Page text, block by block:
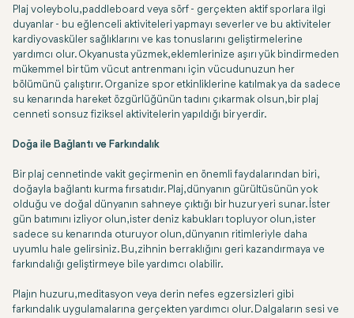
Plaj voleybolu, paddleboard veya sörf - gerçekten aktif sporlara ilgi
duyanlar - bu eğlenceli aktiviteleri yapmayı severler ve bu aktiviteler
kardiyovasküler sağlıklarını ve kas tonuslarını geliştirmelerine
yardımcı olur. Okyanusta yüzmek, eklemlerinize aşırı yük bindirmeden
mükemmel bir tüm vücut antrenmanı için vücudunuzun her
bölümünü çalıştırır. Organize spor etkinliklerine katılmak ya da sadece
su kenarında hareket özgürlüğünün tadını çıkarmak olsun, bir plaj
cenneti sonsuz fiziksel aktivitelerin yapıldığı bir yerdir.
Doğa ile Bağlantı ve Farkındalık
Bir plaj cennetinde vakit geçirmenin en önemli faydalarından biri,
doğayla bağlantı kurma fırsatıdır. Plaj, dünyanın gürültüsünün yok
olduğu ve doğal dünyanın sahneye çıktığı bir huzur yeri sunar. İster
gün batımını izliyor olun, ister deniz kabukları topluyor olun, ister
sadece su kenarında oturuyor olun, dünyanın ritimleriyle daha
uyumlu hale gelirsiniz. Bu, zihnin berraklığını geri kazandırmaya ve
farkındalığı geliştirmeye bile yardımcı olabilir.
Plajın huzuru, meditasyon veya derin nefes egzersizleri gibi
farkındalık uygulamalarına gerçekten yardımcı olur. Dalgaların sesi ve